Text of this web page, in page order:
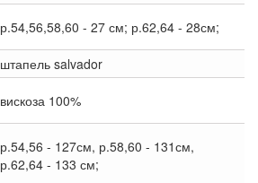
р.54,56,58,60 - 27 см; р.62,64 - 28см;
штапель salvador
вискоза 100%
р.54,56 - 127см, р.58,60 - 131см,
р.62,64 - 133 см;